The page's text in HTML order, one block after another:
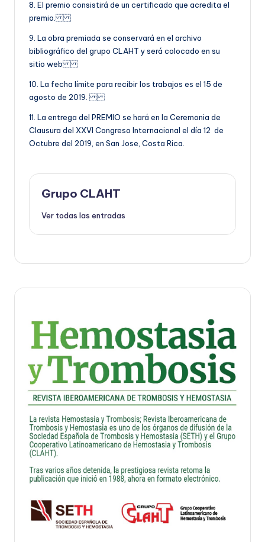
8. El premio consistirá de un certificado que acredita el
premio.
9. La obra premiada se conservará en el archivo
bibliográfico del grupo CLAHT y será colocado en su
sitio web
10. La fecha límite para recibir los trabajos es el 15 de
agosto de 2019.
11. La entrega del PREMIO se hará en la Ceremonia de
Clausura del XXVI Congreso Internacional el día 12 de
Octubre del 2019, en San Jose, Costa Rica.
Grupo CLAHT
Ver todas las entradas